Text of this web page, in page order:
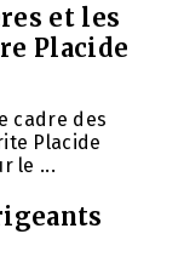
et les
Placide
cadre des
Placide
le ...